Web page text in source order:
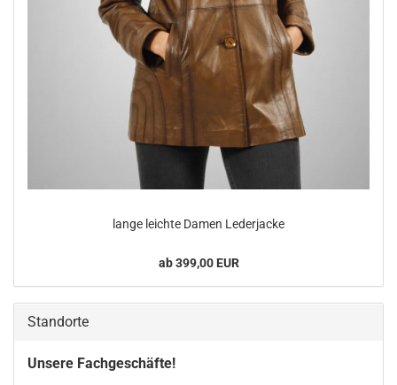
lange leich­te Damen Le­der­ja­cke
ab 399,00 EUR
Standorte
Unsere Fachgeschäfte!